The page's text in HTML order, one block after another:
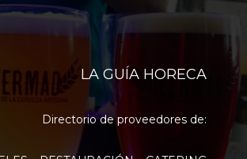
LA GUÍA HORECA
Directorio de proveedores de: